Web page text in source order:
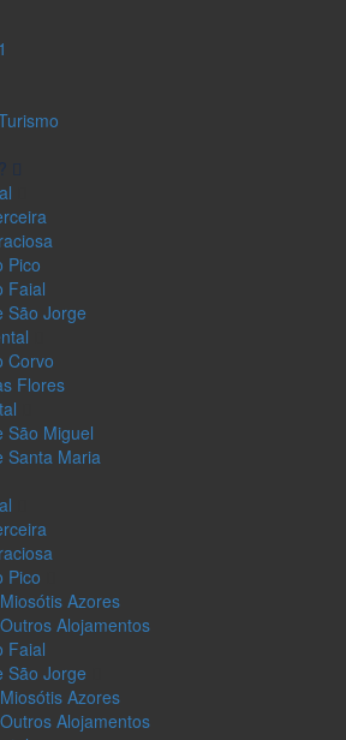
Pico
Faial
São Jorge
Corvo
Flores
São Miguel
Santa Maria
Pico
Miosótis Azores
Outros Alojamentos
Faial
São Jorge
Miosótis Azores
Outros Alojamentos